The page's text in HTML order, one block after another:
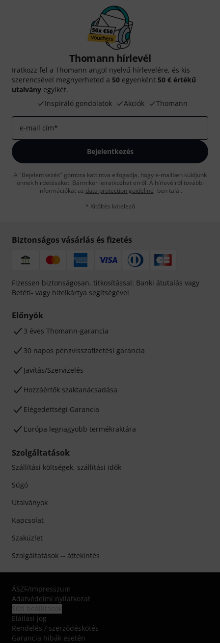
Thomann hírlevél
Iratkozz fel a Thomann angol nyelvű hírlevelére, és kis
szerencsével megnyerheted a 50 egyenként 50 € értékű
utalvány egyikét.
Inspiráló gondolatok
Akciók Thomann
e-mail cím*
Bejelentkezés
A "Bejelentkezés" gombra kattintva elfogadja, hogy e-mailben küldjünk
önnek hirdetéseket. Bármikor leiratkozhat erről. A hírlevélről további
információkat az data protection guideline -ben talál.
* Kitöltés kötelező
Biztonságos vásárlás és fizetés
Fizessen biztonságosan, titkosítással: Banki átutalás vagy
Betéti- vagy hitelkártya segítségével
Előnyök
3 éves Thomann-garancia
30 napos pénzvisszafizetési garancia
Javítás/Szervizelés
Hozzáértők szaktanácsadása
Elégedettségi Garancia
Európa legnagyobb termékraktára
Szolgáltatások
Szállítási költségek, szállítási idők
Súgó
Utalványok
Kapcsolat
Szaküzlet
Szolgáltatások -- áttekintés
ÁSZF/Impresszum
Adatvédelmi nyilatkozat
Elállási jog
Rendelés / szerződéskötés
Garancia hibák esetén